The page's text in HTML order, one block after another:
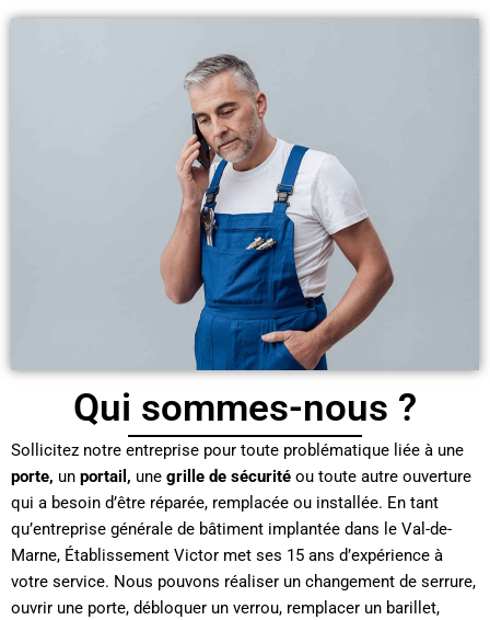
Qui sommes-nous ?
Sollicitez notre entreprise pour toute problématique liée à une
porte, un portail, une grille de sécurité ou toute autre ouverture
qui a besoin d’être réparée, remplacée ou installée. En tant
qu’entreprise générale de bâtiment implantée dans le Val-de-
Marne, Établissement Victor met ses 15 ans d’expérience à
votre service. Nous pouvons réaliser un changement de serrure,
ouvrir une porte, débloquer un verrou, remplacer un barillet,